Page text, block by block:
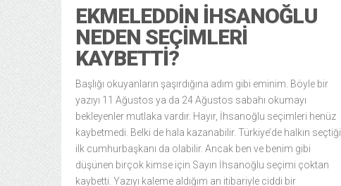
EKMELEDDIN İHSANOĞLU
NEDEN SEÇIMLERI
KAYBETTI?
Başlığı okuyanların şaşırdığına adım gibi eminim. Böyle bir
yazıyı 11 Ağustos ya da 24 Ağustos sabahı okumayı
bekleyenler mutlaka vardır. Hayır, İhsanoğlu seçimleri henüz
kaybetmedi. Belki de hala kazanabilir. Türkiye’de halkın seçtiği
ilk cumhurbaşkanı da olabilir. Ancak ben ve benim gibi
düşünen birçok kimse için Sayın İhsanoğlu seçimi çoktan
kaybetti. Yazıyı kaleme aldığım an itibariyle ciddi bir